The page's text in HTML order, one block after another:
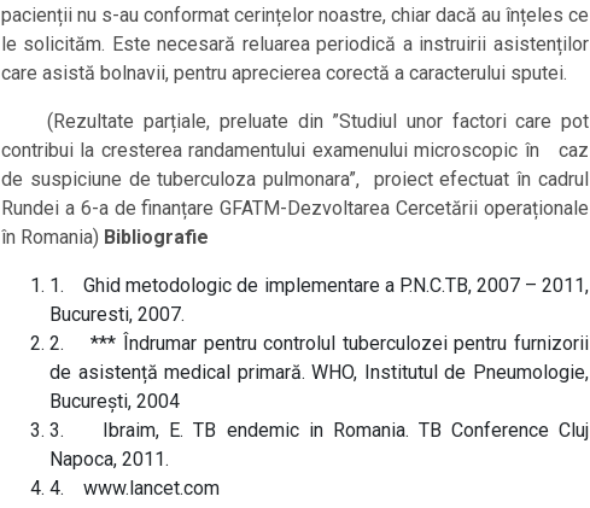
pacienții nu s-au conformat cerințelor noastre, chiar dacă au înțeles ce
le solicităm. Este necesară reluarea periodică a instruirii asistenților
care asistă bolnavii, pentru aprecierea corectă a caracterului sputei.
(Rezultate parțiale, preluate din ”Studiul unor factori care pot
contribui la cresterea randamentului examenului microscopic în caz
de suspiciune de tuberculoza pulmonara”, proiect efectuat în cadrul
Rundei a 6-a de finanțare GFATM-Dezvoltarea Cercetării operaționale
în Romania) Bibliografie
1. Ghid metodologic de implementare a P.N.C.TB, 2007 – 2011,
Bucuresti, 2007.
2. *** Îndrumar pentru controlul tuberculozei pentru furnizorii
de asistență medical primară. WHO, Institutul de Pneumologie,
București, 2004
3. Ibraim, E. TB endemic in Romania. TB Conference Cluj
Napoca, 2011.
4. www.lancet.com